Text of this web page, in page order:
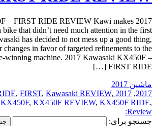
– FIRST RIDE REVIEW Kawi makes
bike that didn’t need much attention in the first
has decided to not mess up a good thing,
changes in favor of targeted refinements to the
winning machine. 2017 Kawasaki KX450F –
FIRST RIDE […]
ماشین 2017
2017
,
2017 REVIEW
, FIRST, Kawasaki REVIEW,
KX450F, KX450F REVIEW, KX450F RIDE,
Review:
جستجو برای: